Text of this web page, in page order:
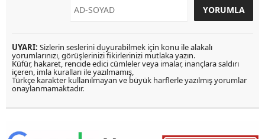
UYARI: Sizlerin seslerini duyurabilmek için konu ile alakalı
yorumlarınızı, görüşlerinizi fikirlerinizi mutlaka yazın.
Küfür, hakaret, rencide edici cümleler veya imalar, inançlara saldırı
içeren, imla kuralları ile yazılmamış,
Türkçe karakter kullanılmayan ve büyük harflerle yazılmış yorumlar
onaylanmamaktadır.